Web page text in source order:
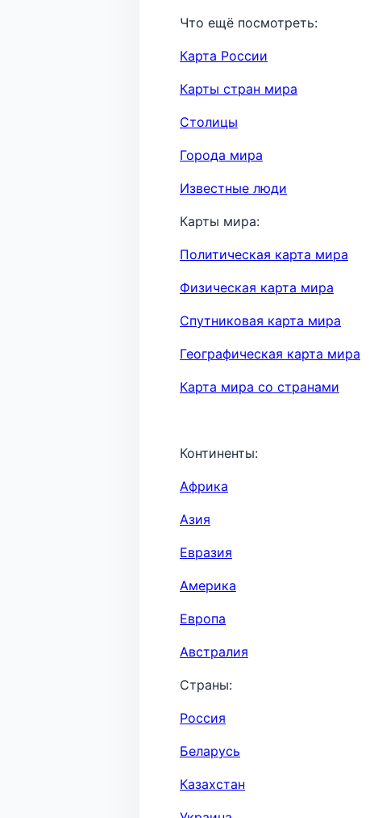
Что ещё посмотреть:
Карта России
Карты стран мира
Столицы
Города мира
Известные люди
Карты мира:
Политическая карта мира
Физическая карта мира
Спутниковая карта мира
Географическая карта мира
Карта мира со странами
Континенты:
Африка
Азия
Евразия
Америка
Европа
Австралия
Страны:
Россия
Беларусь
Казахстан